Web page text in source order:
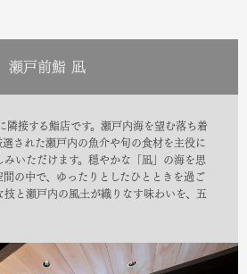
瀬戸前鮨 凪
隣接する鮨店です。瀬戸内海を望む落ち着
された瀬戸内の魚介や旬の食材を主役に
いただけます。穏やかな「凪」の海を思
間の中で、ゆったりとしたひとときを過ご
技と瀬戸内の風土が織りなす味わいを、五